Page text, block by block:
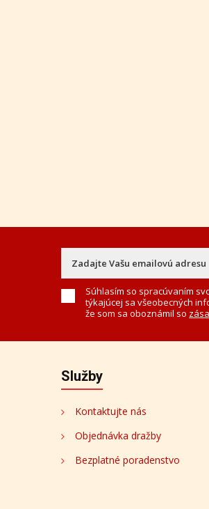
Súhlasím so spracúvaním
týkajúcej sa všeobecných
že som sa oboznámil so
Služby
Kontaktujte nás
Objednávka dražby
Bezplatné poradenstvo